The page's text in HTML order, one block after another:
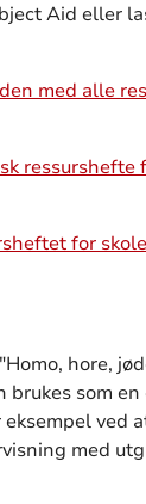
Aid eller
med alle
ressurshefte
for
hore,
brukes som
ved
med